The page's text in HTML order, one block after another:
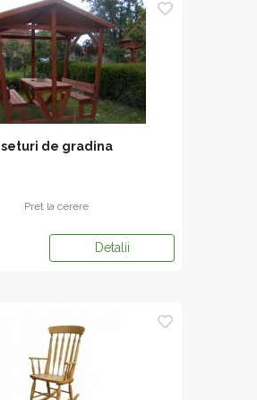
seturi de gradina
Pret la cerere
Detalii